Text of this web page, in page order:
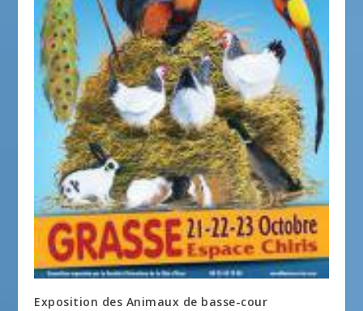
Exposition des Animaux de basse-cour